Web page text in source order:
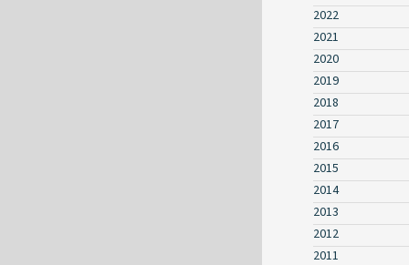
2022
2021
2020
2019
2018
2017
2016
2015
2014
2013
2012
2011